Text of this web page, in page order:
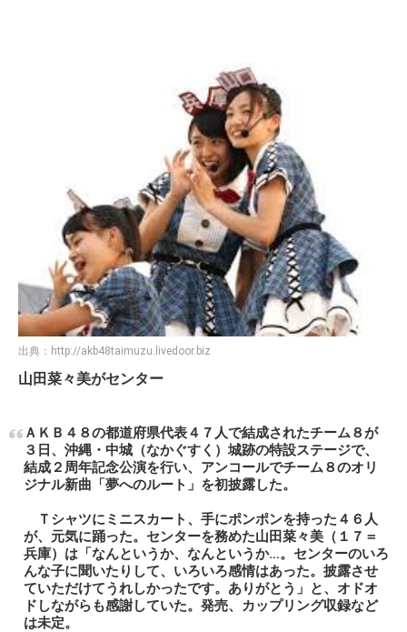
出典： http://akb48taimuzu.livedoor.biz
山田菜々美がセンター
ＡＫＢ４８の都道府県代表４７人で結成されたチーム８が
３日、沖縄・中城（なかぐすく）城跡の特設ステージで、
結成２周年記念公演を行い、アンコールでチーム８のオリ
ジナル新曲「夢へのルート」を初披露した。
Ｔシャツにミニスカート、手にポンポンを持った４６人
が、元気に踊った。センターを務めた山田菜々美（１７＝
兵庫）は「なんというか、なんというか…。センターのいろ
んな子に聞いたりして、いろいろ感情はあった。披露させ
ていただけてうれしかったです。ありがとう」と、オドオ
ドしながらも感謝していた。発売、カップリング収録など
は未定。